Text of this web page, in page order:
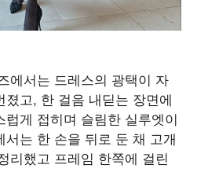
에서는 드레스의 광택이 자
고, 한 걸음 내딛는 장면에
게 접히며 슬림한 실루엣이
는 한 손을 뒤로 둔 채 고개
리했고 프레임 한쪽에 걸린